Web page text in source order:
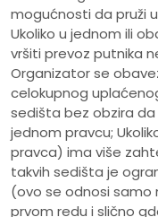
mogućnosti da pruži
Ukoliko u jednom ili
vršiti prevoz putnika
Organizator se
celokupnog
sedišta bez obzira
jednom pravcu;
pravca) ima više
takvih sedišta je
(ovo se odnosi samo
prvom redu i slično